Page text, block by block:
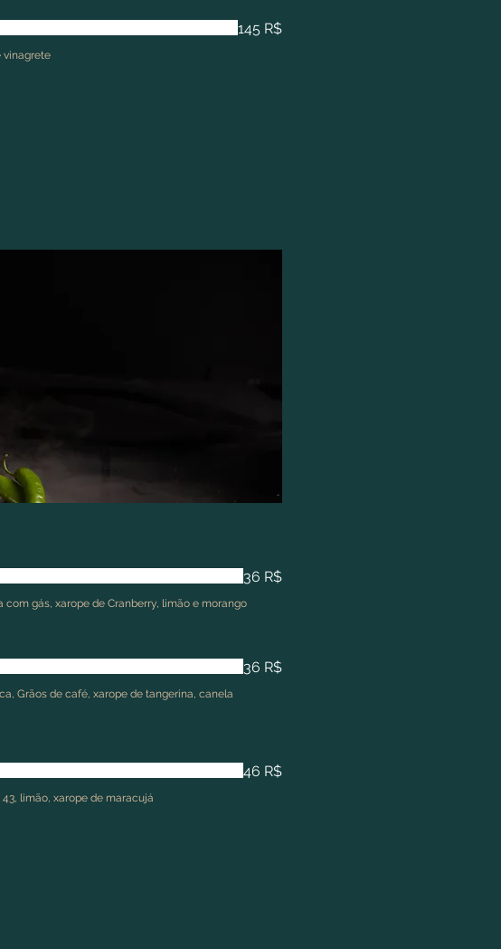
vinagrete
145 R$
com gás, xarope de Cranberry, limão e morango
36 R$
Grãos de café, xarope de tangerina, canela
36 R$
limão, xarope de maracujá
46 R$